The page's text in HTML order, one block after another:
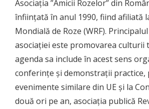
Asociația ”Amicii Rozelor” din
înființată în anul 1990, fiind afiliată
Mondială de Roze (WRF).
asociației este promovarea culturii
agenda sa include în acest sens
conferințe și demonstrații practice,
evenimente similare din UE și la
două ori pe an, asociația publică